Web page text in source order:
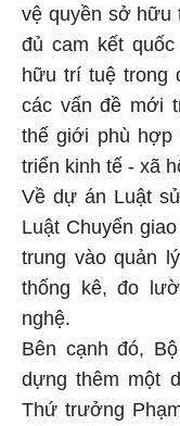
vệ quyền sở hữu
đủ cam kết
hữu trí tuệ trong
các vấn đề mới
thế giới phù hợp
triển kinh tế - xã
Về dự án Luật
Luật Chuyển
trung vào quản
thống kê, đo
nghệ.
Bên cạnh đó,
dựng thêm một
Thứ trưởng